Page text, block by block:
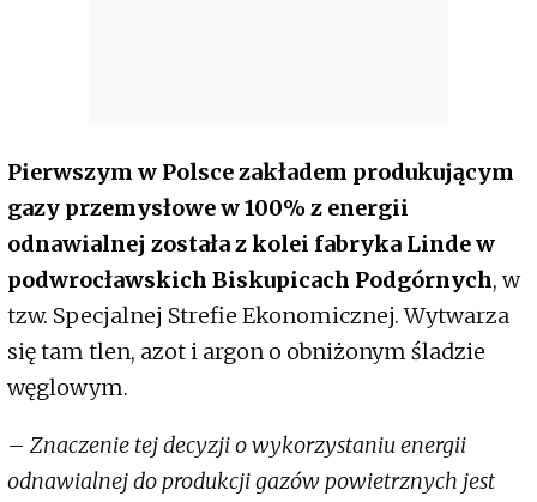
Pierwszym w Polsce zakładem produkującym
gazy przemysłowe w 100% z energii
odnawialnej została z kolei fabryka Linde w
podwrocławskich Biskupicach Podgórnych, w
tzw. Specjalnej Strefie Ekonomicznej. Wytwarza
się tam tlen, azot i argon o obniżonym śladzie
węglowym.
– Znaczenie tej decyzji o wykorzystaniu energii
odnawialnej do produkcji gazów powietrznych jest